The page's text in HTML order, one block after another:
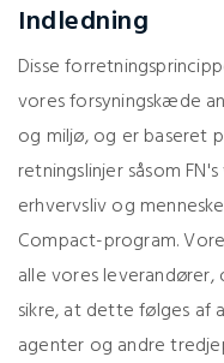
Indledning
Disse
vores forsyningskæde
og miljø, og er baseret
retningslinjer såsom
erhvervsliv og
Compact-program.
alle vores
sikre, at dette følges af
agenter og andre